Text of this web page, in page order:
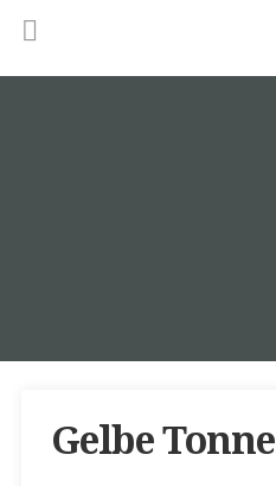
Gelbe Tonne